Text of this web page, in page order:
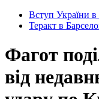
Вступ України
Теракт в
Фагот
від